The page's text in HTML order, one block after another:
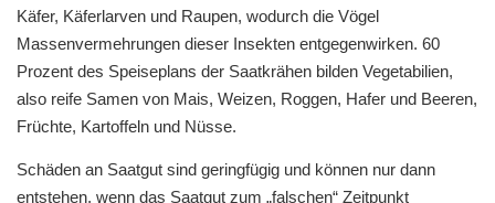
Käfer, Käferlarven und Raupen, wodurch die Vögel
Massenvermehrungen dieser Insekten entgegenwirken. 60
Prozent des Speiseplans der Saatkrähen bilden Vegetabilien,
also reife Samen von Mais, Weizen, Roggen, Hafer und Beeren,
Früchte, Kartoffeln und Nüsse.
Schäden an Saatgut sind geringfügig und können nur dann
entstehen, wenn das Saatgut zum „falschen“ Zeitpunkt